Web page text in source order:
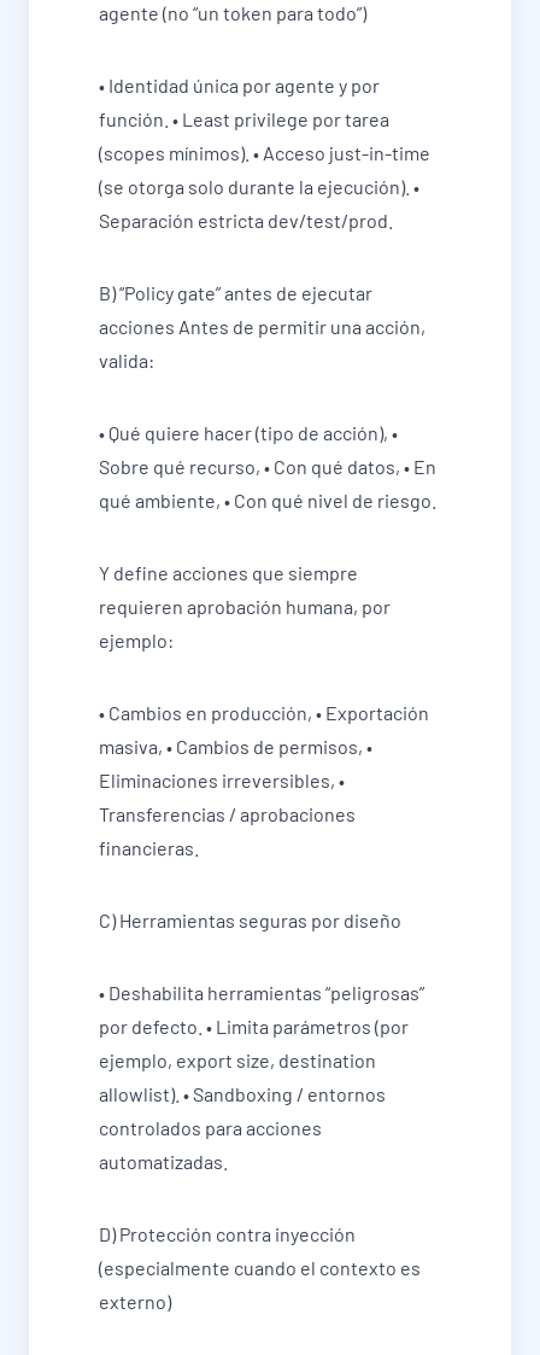
agente (no “un token para todo”)
• Identidad única por agente y por
función. • Least privilege por tarea
(scopes mínimos). • Acceso just-in-time
(se otorga solo durante la ejecución). •
Separación estricta dev/test/prod.
B) “Policy gate” antes de ejecutar
acciones Antes de permitir una acción,
valida:
• Qué quiere hacer (tipo de acción), •
Sobre qué recurso, • Con qué datos, • En
qué ambiente, • Con qué nivel de riesgo.
Y define acciones que siempre
requieren aprobación humana, por
ejemplo:
• Cambios en producción, • Exportación
masiva, • Cambios de permisos, •
Eliminaciones irreversibles, •
Transferencias / aprobaciones
financieras.
C) Herramientas seguras por diseño
• Deshabilita herramientas “peligrosas”
por defecto. • Limita parámetros (por
ejemplo, export size, destination
allowlist). • Sandboxing / entornos
controlados para acciones
automatizadas.
D) Protección contra inyección
(especialmente cuando el contexto es
externo)